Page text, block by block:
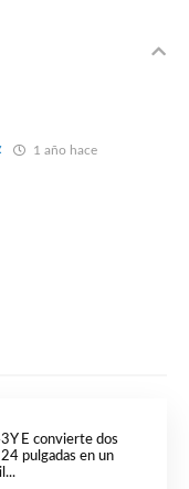
1 año hace
E convierte dos
pulgadas en un